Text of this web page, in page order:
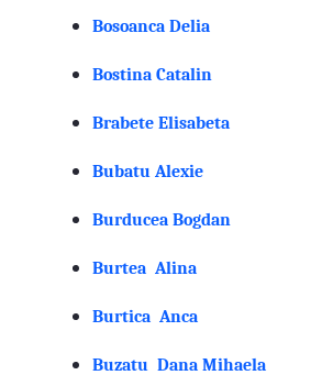
Bosoanca Delia
Bostina Catalin
Brabete Elisabeta
Bubatu Alexie
Burducea Bogdan
Burtea Alina
Burtica Anca
Buzatu Dana Mihaela